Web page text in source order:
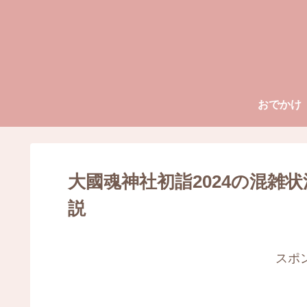
おでかけ
大國魂神社初詣2024の混雑
説
スポ